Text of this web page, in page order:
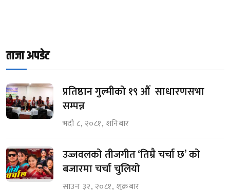
ताजा अपडेट
प्रतिष्ठान गुल्मीको १९ औं साधारणसभा
सम्पन्न
भदौ ८, २०८१, शनिबार
उज्जवलको तीजगीत ‘तिम्रै चर्चा छ’ को
बजारमा चर्चा चुलियो
साउन ३२, २०८१, शुक्रबार